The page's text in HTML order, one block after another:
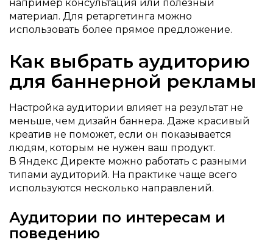
например консультация или полезный
материал. Для ретаргетинга можно
использовать более прямое предложение.
Как выбрать аудиторию
для баннерной рекламы
Настройка аудитории влияет на результат не
меньше, чем дизайн баннера. Даже красивый
креатив не поможет, если он показывается
людям, которым не нужен ваш продукт.
В Яндекс Директе можно работать с разными
типами аудиторий. На практике чаще всего
используются несколько направлений.
Аудитории по интересам и
поведению